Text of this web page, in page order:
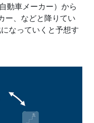
動車メーカー）から
ー、などと降りてい
なっていくと予想す